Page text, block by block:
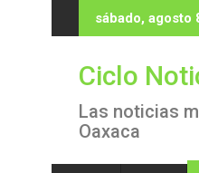
al
sábado, agosto
Ciclo
Las noticias
Oaxaca